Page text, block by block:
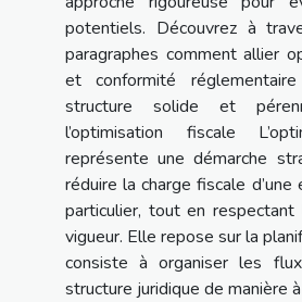
potentiels. Découvrez à
paragraphes comment allier
et conformité
structure solide et
l’optimisation fiscale
représente une démarche
réduire la charge fiscale d’une
particulier, tout en
vigueur. Elle repose sur la
consiste à organiser les
structure juridique de manière